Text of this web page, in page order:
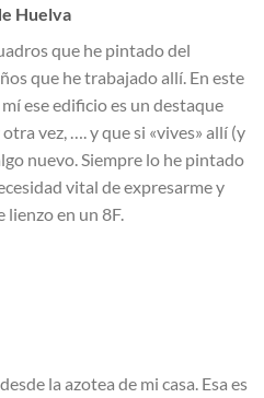
Huelva
que he pintado del
que he trabajado allí. En este
ese edificio es un destaque
vez, …. y que si «vives» allí (y
nuevo. Siempre lo he pintado
vital de expresarme y
en un 8F.
la azotea de mi casa. Esa es